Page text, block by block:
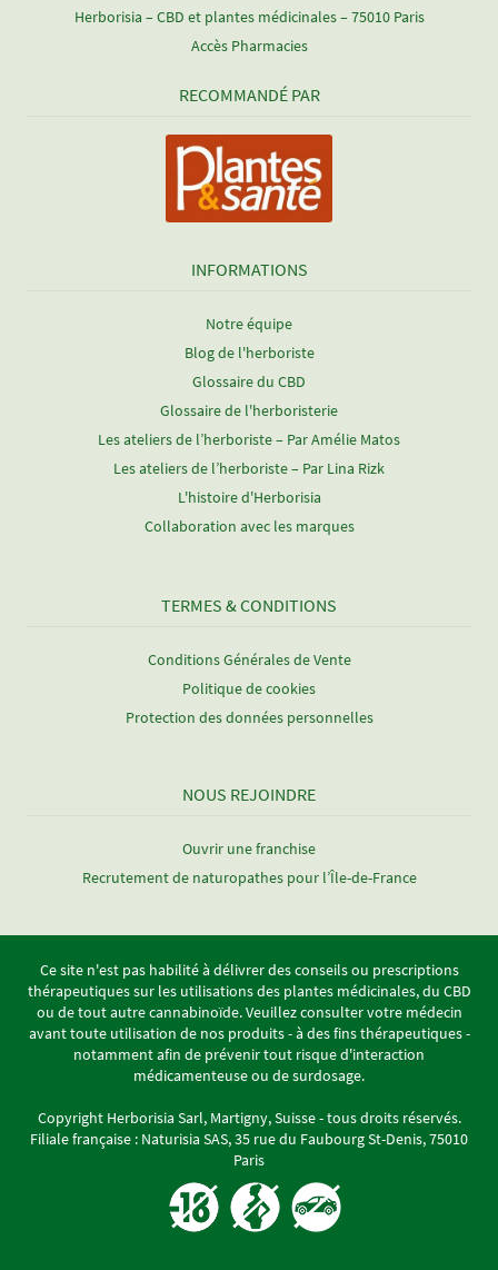
Herborisia – CBD et plantes médicinales – 75010 Paris
Accès Pharmacies
RECOMMANDÉ PAR
INFORMATIONS
Notre équipe
Blog de l'herboriste
Glossaire du CBD
Glossaire de l'herboristerie
Les ateliers de l’herboriste – Par Amélie Matos
Les ateliers de l’herboriste – Par Lina Rizk
L'histoire d'Herborisia
Collaboration avec les marques
TERMES & CONDITIONS
Conditions Générales de Vente
Politique de cookies
Protection des données personnelles
NOUS REJOINDRE
Ouvrir une franchise
Recrutement de naturopathes pour l’Île-de-France
Ce site n'est pas habilité à délivrer des conseils ou prescriptions
thérapeutiques sur les utilisations des plantes médicinales, du CBD
ou de tout autre cannabinoïde. Veuillez consulter votre médecin
avant toute utilisation de nos produits - à des fins thérapeutiques -
notamment afin de prévenir tout risque d'interaction
médicamenteuse ou de surdosage.
Copyright Herborisia Sarl, Martigny, Suisse - tous droits réservés.
Filiale française : Naturisia SAS, 35 rue du Faubourg St-Denis, 75010
Paris